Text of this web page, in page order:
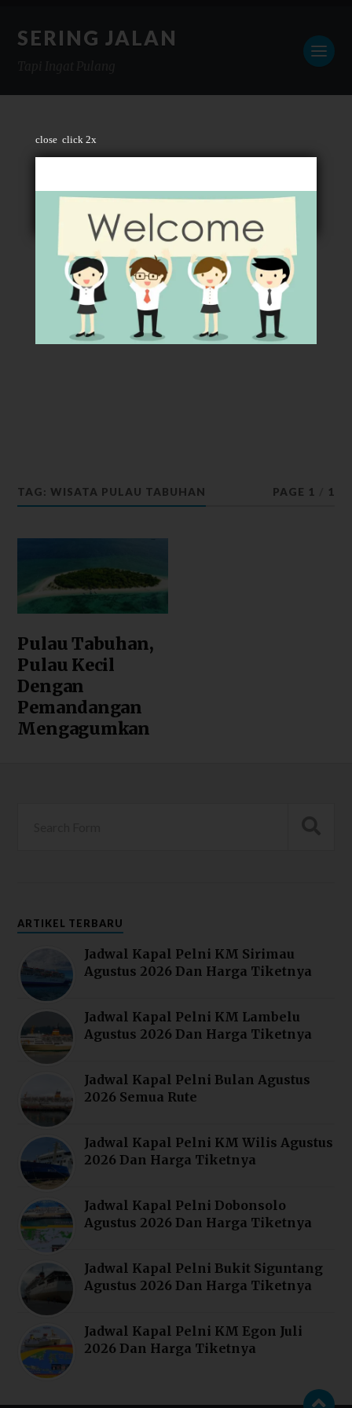
close click 2x
SERING JALAN
TAG: WISATA PULAU TABUHAN PAGE 1 1
Pulau Tabuhan,
Pulau Kecil
Dengan
Pemandangan
Mengagumkan
ARTIKEL TERBARU
Jadwal Kapal Pelni KM Sirimau
Agustus 2026 Dan Harga Tiketnya
Jadwal Kapal Pelni KM Lambelu
Agustus 2026 Dan Harga Tiketnya
Jadwal Kapal Pelni Bulan Agustus
2026 Semua Rute
Jadwal Kapal Pelni KM Wilis Agustus
2026 Dan Harga Tiketnya
Jadwal Kapal Pelni Dobonsolo
Agustus 2026 Dan Harga Tiketnya
Jadwal Kapal Pelni Bukit Siguntang
Agustus 2026 Dan Harga Tiketnya
Jadwal Kapal Pelni KM Egon Juli
2026 Dan Harga Tiketnya